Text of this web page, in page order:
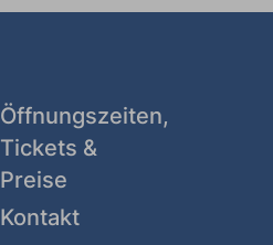
Öffnungszeiten,
Tickets &
Preise
Kontakt